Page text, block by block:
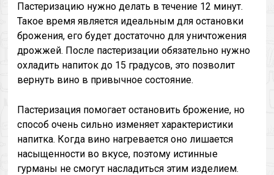
Пастеризацию нужно делать в течение 12 минут.
Такое время является идеальным для остановки
брожения, его будет достаточно для уничтожения
дрожжей. После пастеризации обязательно нужно
охладить напиток до 15 градусов, это позволит
вернуть вино в привычное состояние.
Пастеризация помогает остановить брожение, но
способ очень сильно изменяет характеристики
напитка. Когда вино нагревается оно лишается
насыщенности во вкусе, поэтому истинные
гурманы не смогут насладиться этим изделием.